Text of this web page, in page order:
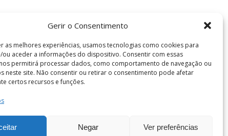
Gerir o Consentimento
as melhores experiências, usamos tecnologias como cookies para
ou aceder a informações do dispositivo. Consentir com essas
permitirá processar dados, como comportamento de navegação ou
neste site. Não consentir ou retirar o consentimento pode afetar
certos recursos e funções.
Negar Ver preferências
Coimbra . Todos os direitos reservados.